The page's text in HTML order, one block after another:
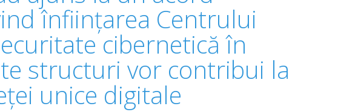
înființarea Centrului
cibernetică în
structuri vor contribui la
unice digitale